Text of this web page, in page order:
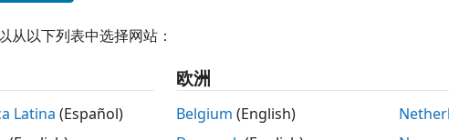
App
探查器 运行代码并测量执行
从以下列表中选择网站：
Latina (Español)
欧洲
Belgium (English)